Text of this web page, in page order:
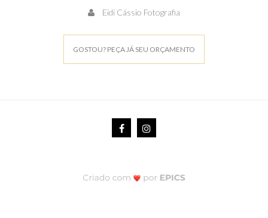
Eidi Cássio Fotografia
GOSTOU? PEÇA JÁ SEU ORÇAMENTO